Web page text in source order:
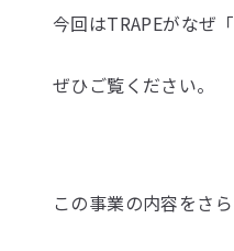
今回はTRAPEがなぜ
ぜひご覧ください。
この事業の内容をさ